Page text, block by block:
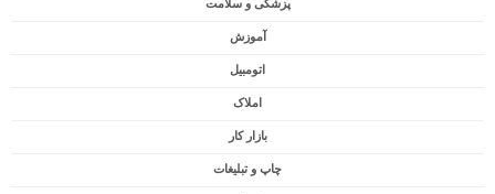
پزشکی و سلامت
آموزش
اتومبیل
املاک
بازار کار
چاپ و تبلیغات